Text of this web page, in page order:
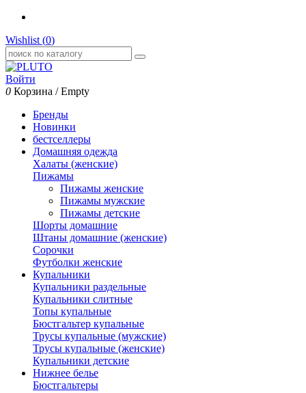
Wishlist (0)
Войти
0 Корзина /Empty
Бренды
Новинки
бестселлеры
Домашняя одежда
Халаты (женские)
Пижамы
Пижамы женские
Пижамы мужские
Пижамы детские
Шорты домашние
Штаны домашние (женские)
Сорочки
Футболки женские
Купальники
Купальники раздельные
Купальники слитные
Топы купальные
Бюстгальтер купальные
Трусы купальные (мужские)
Трусы купальные (женские)
Купальники детские
Нижнее белье
Бюстгальтеры